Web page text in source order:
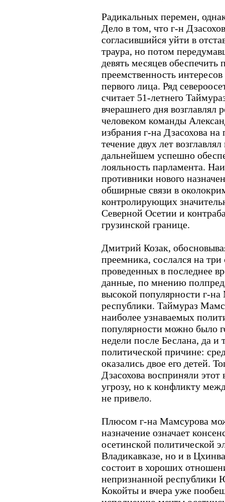
Радикальных перемен,
Дело в том, что г-н
согласившийся уйти в
траура, но потом
девять месяцев
преемственность
первого лица. Ряд
считает 51-летнего
вчерашнего дня возглавлял
человеком команды
избрания г-на Дзасохова
течение двух лет
дальнейшем успешно
лояльность парламента.
противники нового
обширные связи в
контролирующих
Северной Осетии и
грузинской границе.
Дмитрий Козак,
преемника, сослался на
проведенных в последнее
данные, по мнению
высокой популярности г-
республики. Таймураз
наиболее узнаваемых
популярности можно было
недели после Беслана, да и
политической причине:
оказались двое его детей.
Дзасохова восприняли
угрозу, но к конфликту
не привело.
Плюсом г-на Мамсурова
назначение означает
осетинской политической
Владикавказе, но и в
состоит в хороших
непризнанной республики
Кокойты и вчера уже